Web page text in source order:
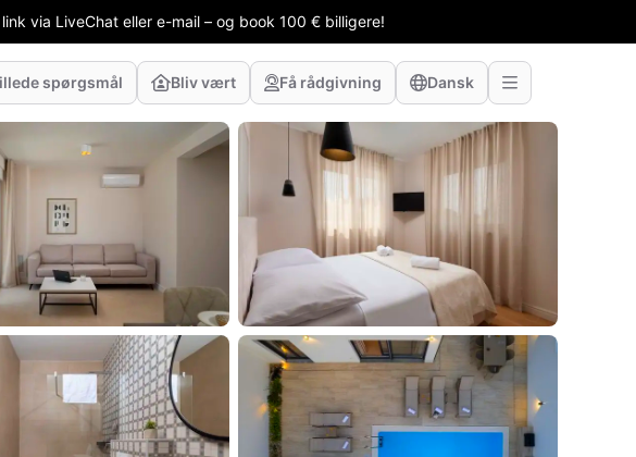
via LiveChat eller e-mail – og book 100 € billigere!
spørgsmål Bliv vært Få rådgivning Dansk